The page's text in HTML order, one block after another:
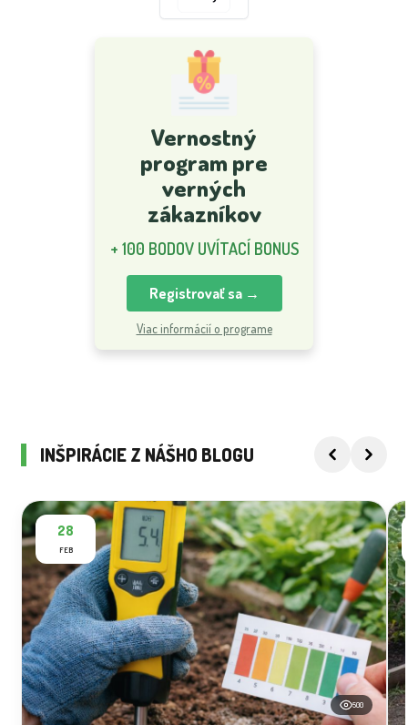
Vernostný
program pre
verných
zákazníkov
+ 100 BODOV UVÍTACÍ BONUS
Registrovať sa →
Viac informácií o programe
INŠPIRÁCIE Z NÁŠHO BLOGU
28
FEB
500